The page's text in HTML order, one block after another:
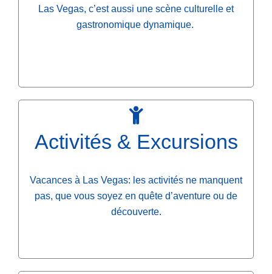
Las Vegas, c’est aussi une scène culturelle et
gastronomique dynamique.
Activités & Excursions
Vacances à Las Vegas: les activités ne manquent
pas, que vous soyez en quête d’aventure ou de
découverte.